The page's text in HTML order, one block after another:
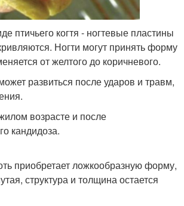
птичьего когтя - ногтевые пластины
Ногти могут принять форму
от желтого до коричневого.
развиться после ударов и травм,
возрасте и после
кандидоза.
приобретает ложкообразную форму,
структура и толщина остается